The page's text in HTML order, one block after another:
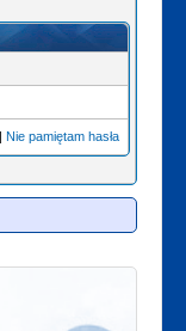
Nie pamiętam hasła